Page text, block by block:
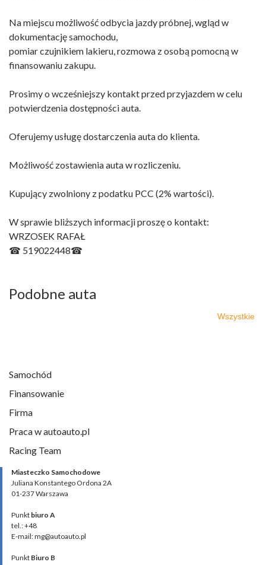
Na miejscu możliwość odbycia jazdy próbnej, wgląd w
dokumentację samochodu,
pomiar czujnikiem lakieru, rozmowa z osobą pomocną w
finansowaniu zakupu.
Prosimy o wcześniejszy kontakt przed przyjazdem w celu
potwierdzenia dostępności auta.
Oferujemy usługę dostarczenia auta do klienta.
Możliwość zostawienia auta w rozliczeniu.
Kupujący zwolniony z podatku PCC (2% wartości).
W sprawie bliższych informacji proszę o kontakt:
WRZOSEK RAFAŁ
☎ 519022448☎
Podobne auta
Wszystkie
Samochód
Finansowanie
Firma
Praca w autoauto.pl
Racing Team
Miasteczko Samochodowe
Juliana Konstantego Ordona 2A
01-237 Warszawa
Punkt biuro A
tel.: +48
E-mail: mg@autoauto.pl
Punkt Biuro B